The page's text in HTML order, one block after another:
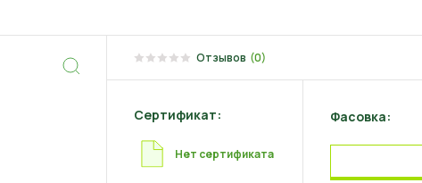
Отзывов (0)
Сертификат:
Нет сертификата
Фасовка: